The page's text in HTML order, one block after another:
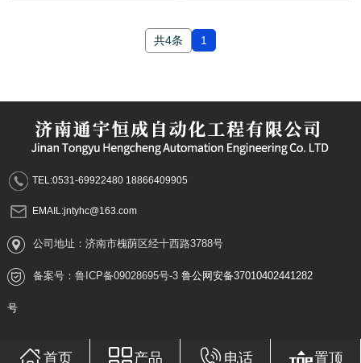
共4条 1
TEL:0531-69922480 18866409905
EMAIL:jntyhc@163.com
公司地址：济南市槐荫区经十西路3788号
备案号： 鲁ICP备09028695号-3 鲁公网安备37010402441282
号
首页 产品 电话 置顶